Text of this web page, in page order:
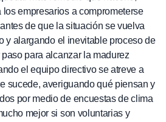
empresarios a comprometerse
de que la situación se vuelva
y alargando el inevitable proceso de
para alcanzar la madurez
el equipo directivo se atreve a
sucede, averiguando qué piensan y
por medio de encuestas de clima
mejor si son voluntarias y